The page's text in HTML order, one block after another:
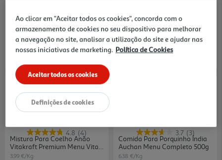
4.8 (4)
Mistura Para Coelho Anão
Vitakraft Premium Menu Vita
1kg
3.99 €/Kg
3.7 (3)
Comida Para Porquinho Índia
Auchan Menu Completo 500g
6.38 €/Kg
Ao clicar em "Aceitar todos os cookies", concorda com o
armazenamento de cookies no seu dispositivo para melhorar
a navegação no site, analisar a utilização do site e ajudar nas
nossas iniciativas de marketing. Política de Cookies
Aceitar todos os cookies
Definições de cookies